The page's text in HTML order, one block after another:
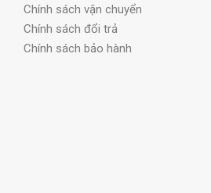
Chính sách vận chuyển
Chính sách đổi trả
Chính sách bảo hành